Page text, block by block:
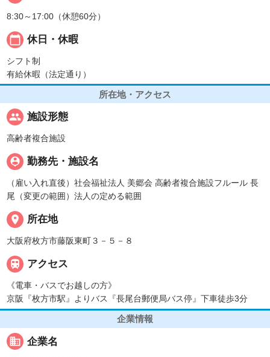
8:30～17:00（休憩60分）
calendar_today 休日・休暇
シフト制
有給休暇（法定通り）
所在地・アクセス
people 施設形態
高齢者複合施設
person_pin 勤務先・施設名
（雇い入れ直後）社会福祉法人 美郷会 高齢者複合施設フルール 長
尾（変更の範囲）法人の定める範囲
place 所在地
大阪府枚方市藤阪東町３－５－８
 アクセス
《電車・バスでお越しの方》
京阪『枚方市駅』よりバス『長尾台郵便局バス停』下車徒歩3分
企業情報
business 企業名